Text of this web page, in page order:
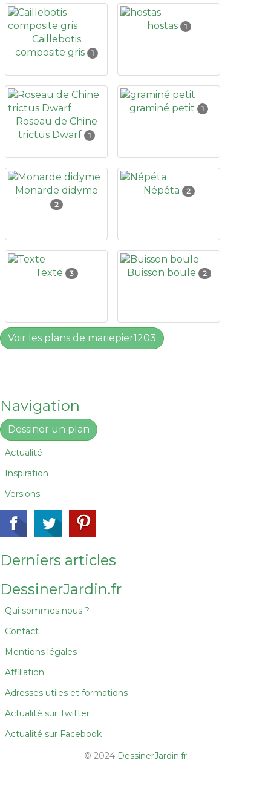
Caillebotis
composite gris
1
hostas 1
Roseau de Chine
trictus Dwarf
1
graminé petit 1
Monarde didyme
2
Népéta 2
Texte 3 Buisson boule 2
Voir les plans de mariepier1203
Navigation
Dessiner un plan
Actualité
Inspiration
Versions
Derniers articles
DessinerJardin.fr
Qui sommes nous ?
Contact
Mentions légales
Affiliation
Adresses utiles et formations
Actualité sur Twitter
Actualité sur Facebook
© 2024 DessinerJardin.fr